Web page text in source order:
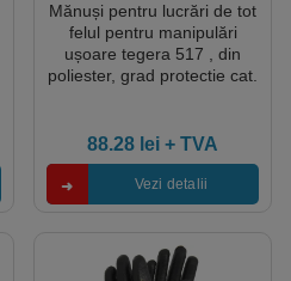
Mănuși pentru lucrări de tot
felul pentru manipulări
ușoare tegera 517 , din
poliester, grad protectie cat.
88.28 lei + TVA
Vezi detalii